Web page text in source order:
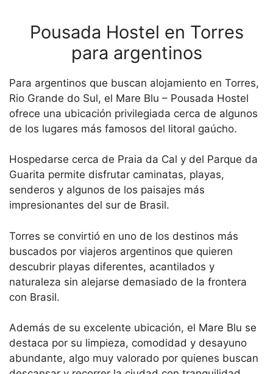
Pousada Hostel en Torres
para argentinos
Para argentinos que buscan alojamiento en Torres,
Rio Grande do Sul, el Mare Blu – Pousada Hostel
ofrece una ubicación privilegiada cerca de algunos
de los lugares más famosos del litoral gaúcho.
Hospedarse cerca de Praia da Cal y del Parque da
Guarita permite disfrutar caminatas, playas,
senderos y algunos de los paisajes más
impresionantes del sur de Brasil.
Torres se convirtió en uno de los destinos más
buscados por viajeros argentinos que quieren
descubrir playas diferentes, acantilados y
naturaleza sin alejarse demasiado de la frontera
con Brasil.
Además de su excelente ubicación, el Mare Blu se
destaca por su limpieza, comodidad y desayuno
abundante, algo muy valorado por quienes buscan